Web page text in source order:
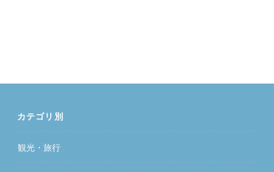
カテゴリ別
観光・旅行